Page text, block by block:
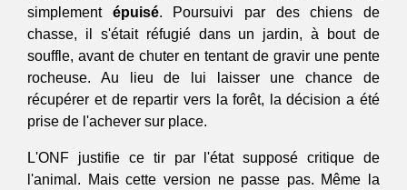
simplement épuisé. Poursuivi par des chiens de
chasse, il s'était réfugié dans un jardin, à bout de
souffle, avant de chuter en tentant de gravir une pente
rocheuse. Au lieu de lui laisser une chance de
récupérer et de repartir vers la forêt, la décision a été
prise de l'achever sur place.
L'ONF justifie ce tir par l'état supposé critique de
l'animal. Mais cette version ne passe pas. Même la